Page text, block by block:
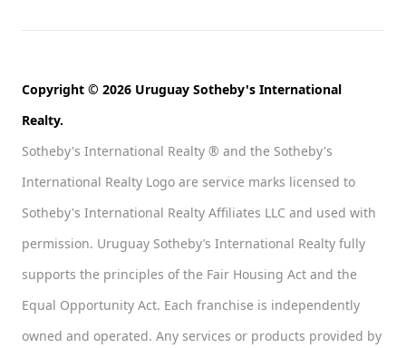
Copyright © 2026 Uruguay Sotheby's International
Realty.
Sotheby's International Realty ® and the Sotheby's
International Realty Logo are service marks licensed to
Sotheby's International Realty Affiliates LLC and used with
permission. Uruguay Sotheby’s International Realty fully
supports the principles of the Fair Housing Act and the
Equal Opportunity Act. Each franchise is independently
owned and operated. Any services or products provided by